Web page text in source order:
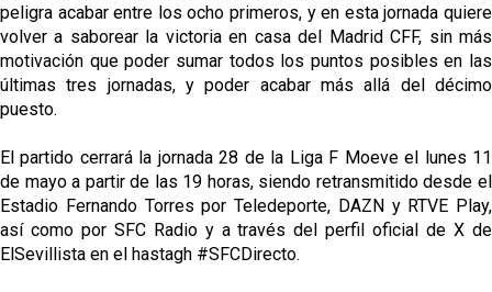
peligra acabar entre los ocho primeros, y en esta jornada quiere
volver a saborear la victoria en casa del Madrid CFF, sin más
motivación que poder sumar todos los puntos posibles en las
últimas tres jornadas, y poder acabar más allá del décimo
puesto.
El partido cerrará la jornada 28 de la Liga F Moeve el lunes 11
de mayo a partir de las 19 horas, siendo retransmitido desde el
Estadio Fernando Torres por Teledeporte, DAZN y RTVE Play,
así como por SFC Radio y a través del perfil oficial de X de
ElSevillista en el hastagh #SFCDirecto.